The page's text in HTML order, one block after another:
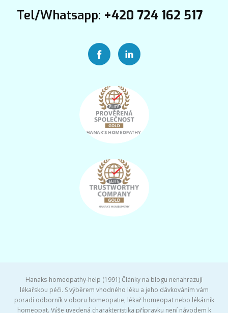
Tel/Whatsapp: +420 724 162 517
Hanaks-homeopathy-help (1991) Články na blogu nenahrazují
lékařskou péči. S výběrem vhodného léku a jeho dávkováním vám
poradí odborník v oboru homeopatie, lékař homeopat nebo lékárník
homeopat. Výše uvedená charakteristika přípravku není návodem k